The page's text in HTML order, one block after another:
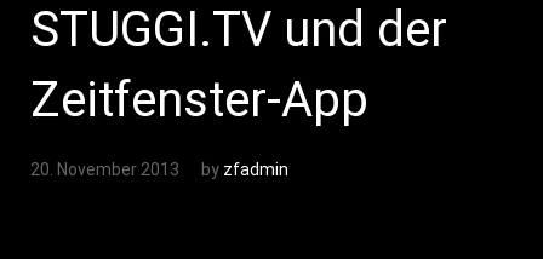
STUGGI.TV und der
Zeitfenster-App
20. November 2013 by zfadmin